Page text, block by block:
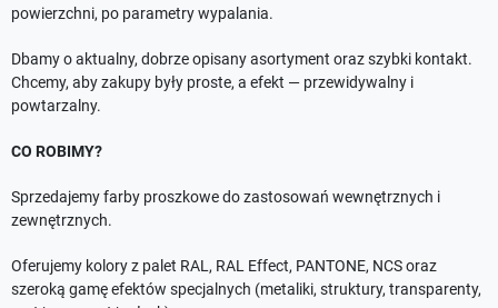
powierzchni, po parametry wypalania.
Dbamy o aktualny, dobrze opisany asortyment oraz szybki kontakt.
Chcemy, aby zakupy były proste, a efekt — przewidywalny i
powtarzalny.
CO ROBIMY?
Sprzedajemy farby proszkowe do zastosowań wewnętrznych i
zewnętrznych.
Oferujemy kolory z palet RAL, RAL Effect, PANTONE, NCS oraz
szeroką gamę efektów specjalnych (metaliki, struktury, transparenty,